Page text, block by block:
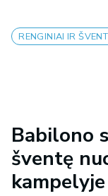
RENGINIAI IR
Babilono
šventę
kampelyje